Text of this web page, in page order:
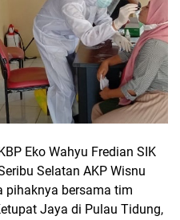
Eko Wahyu Fredian SIK
Selatan AKP Wisnu
pihaknya bersama tim
Jaya di Pulau Tidung,